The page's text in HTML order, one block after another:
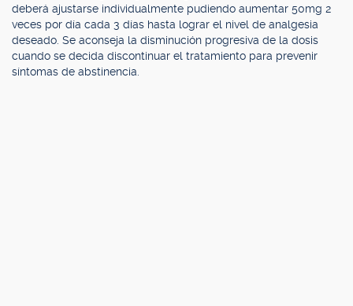
deberá ajustarse individualmente pudiendo aumentar 50mg 2
veces por día cada 3 días hasta lograr el nivel de analgesia
deseado. Se aconseja la disminución progresiva de la dosis
cuando se decida discontinuar el tratamiento para prevenir
síntomas de abstinencia.